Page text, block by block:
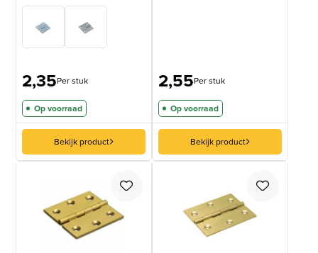
Gewaardeerd
gebaseerd
3
2,35Per stuk
Op voorraad
Bekijk product
2,55Per stuk
Op voorraad
Bekijk product